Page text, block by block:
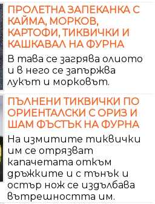
ПРОЛЕТНА ЗАПЕКАНКА С
КАЙМА, МОРКОВ,
КАРТОФИ, ТИКВИЧКИ И
КАШКАВАЛ НА ФУРНА
В тава се загрява олиото
и в него се запържва
лукът и морковът.
ПЪЛНЕНИ ТИКВИЧКИ ПО
ОРИЕНТАЛСКИ С ОРИЗ И
ШАМ ФЪСТЪК НА ФУРНА
На измитите тиквички
им се отрязват
капачетата откъм
дръжките и с тънък и
остър нож се издълбава
вътрешността им.